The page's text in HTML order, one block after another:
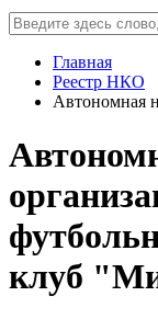
Главная
Реестр НКО
Автономная
клуб